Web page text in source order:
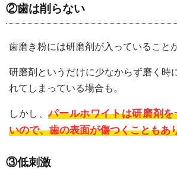
②歯は削らない
歯磨き粉には研磨剤が入っていること
研磨剤というだけに少なからず磨く時
れてしまっている場合も。
しかし、パールホワイトは研磨剤
いので、歯の表面が傷つくこともあ
③低刺激